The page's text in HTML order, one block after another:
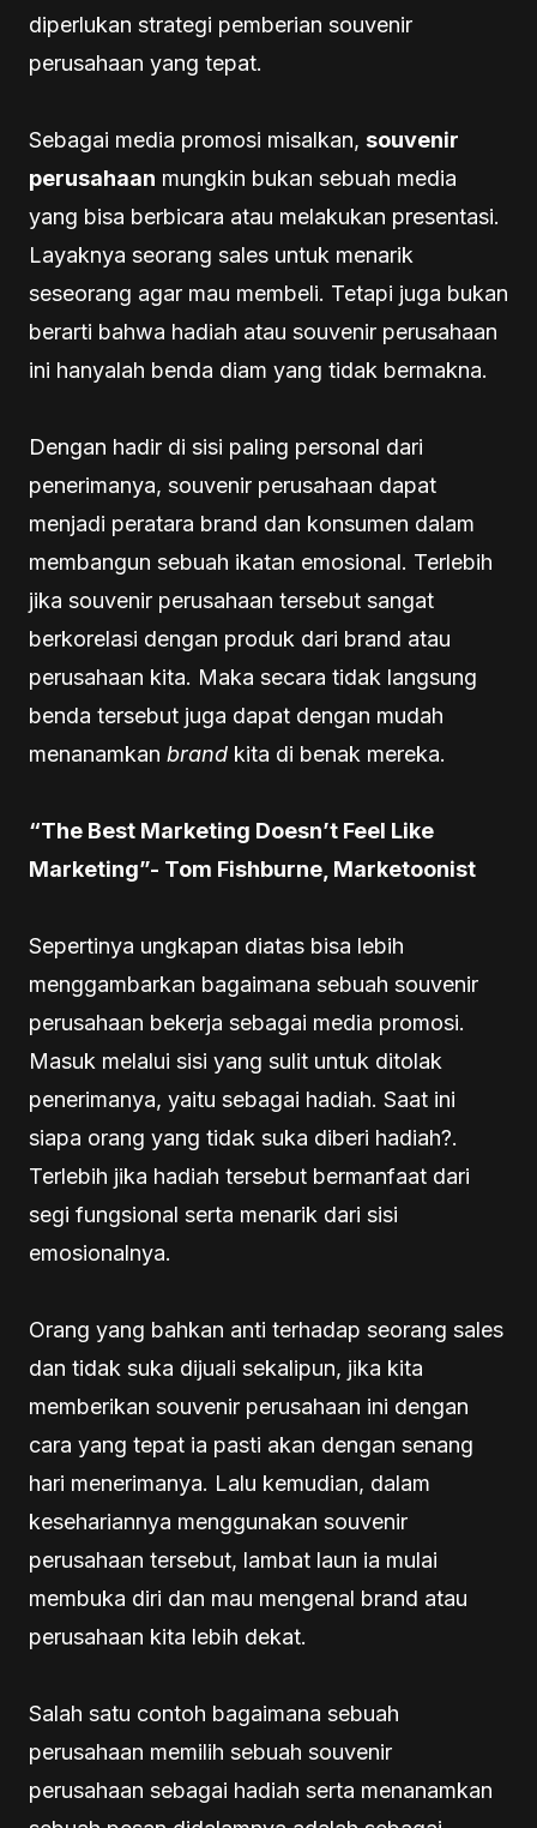
diperlukan strategi pemberian souvenir
perusahaan yang tepat.
Sebagai media promosi misalkan, souvenir
perusahaan mungkin bukan sebuah media
yang bisa berbicara atau melakukan presentasi.
Layaknya seorang sales untuk menarik
seseorang agar mau membeli. Tetapi juga bukan
berarti bahwa hadiah atau souvenir perusahaan
ini hanyalah benda diam yang tidak bermakna.
Dengan hadir di sisi paling personal dari
penerimanya, souvenir perusahaan dapat
menjadi peratara brand dan konsumen dalam
membangun sebuah ikatan emosional. Terlebih
jika souvenir perusahaan tersebut sangat
berkorelasi dengan produk dari brand atau
perusahaan kita. Maka secara tidak langsung
benda tersebut juga dapat dengan mudah
menanamkan brand kita di benak mereka.
“The Best Marketing Doesn’t Feel Like
Marketing”- Tom Fishburne, Marketoonist
Sepertinya ungkapan diatas bisa lebih
menggambarkan bagaimana sebuah souvenir
perusahaan bekerja sebagai media promosi.
Masuk melalui sisi yang sulit untuk ditolak
penerimanya, yaitu sebagai hadiah. Saat ini
siapa orang yang tidak suka diberi hadiah?.
Terlebih jika hadiah tersebut bermanfaat dari
segi fungsional serta menarik dari sisi
emosionalnya.
Orang yang bahkan anti terhadap seorang sales
dan tidak suka dijuali sekalipun, jika kita
memberikan souvenir perusahaan ini dengan
cara yang tepat ia pasti akan dengan senang
hari menerimanya. Lalu kemudian, dalam
kesehariannya menggunakan souvenir
perusahaan tersebut, lambat laun ia mulai
membuka diri dan mau mengenal brand atau
perusahaan kita lebih dekat.
Salah satu contoh bagaimana sebuah
perusahaan memilih sebuah souvenir
perusahaan sebagai hadiah serta menanamkan